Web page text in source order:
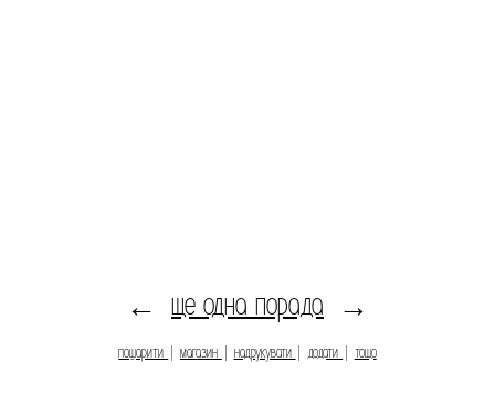
← ще одна порада →
пошарити магазин надрукувати додати тощо